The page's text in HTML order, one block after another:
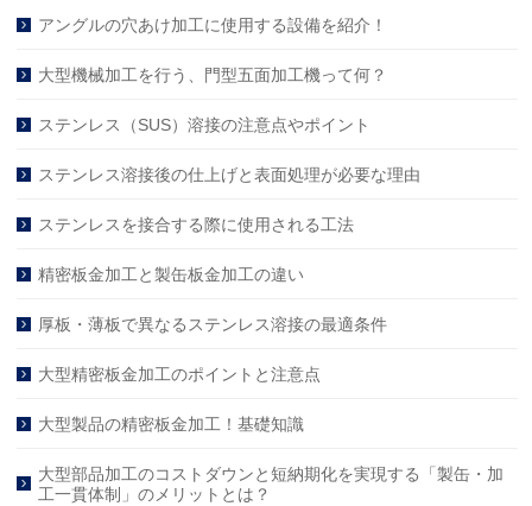
アングルの穴あけ加工に使用する設備を紹介！
大型機械加工を行う、門型五面加工機って何？
ステンレス（SUS）溶接の注意点やポイント
ステンレス溶接後の仕上げと表面処理が必要な理由
ステンレスを接合する際に使用される工法
精密板金加工と製缶板金加工の違い
厚板・薄板で異なるステンレス溶接の最適条件
大型精密板金加工のポイントと注意点
大型製品の精密板金加工！基礎知識
大型部品加工のコストダウンと短納期化を実現する「製缶・加
工一貫体制」のメリットとは？